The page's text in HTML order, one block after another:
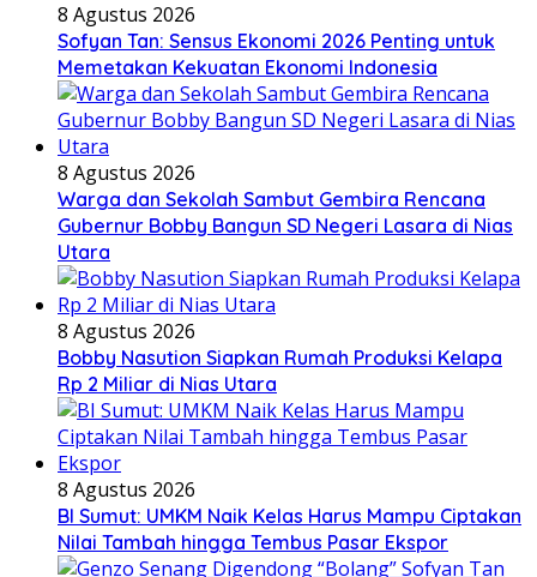
8 Agustus 2026
Sofyan Tan: Sensus Ekonomi 2026 Penting untuk
Memetakan Kekuatan Ekonomi Indonesia
8 Agustus 2026
Warga dan Sekolah Sambut Gembira Rencana
Gubernur Bobby Bangun SD Negeri Lasara di Nias
Utara
8 Agustus 2026
Bobby Nasution Siapkan Rumah Produksi Kelapa
Rp 2 Miliar di Nias Utara
8 Agustus 2026
BI Sumut: UMKM Naik Kelas Harus Mampu Ciptakan
Nilai Tambah hingga Tembus Pasar Ekspor